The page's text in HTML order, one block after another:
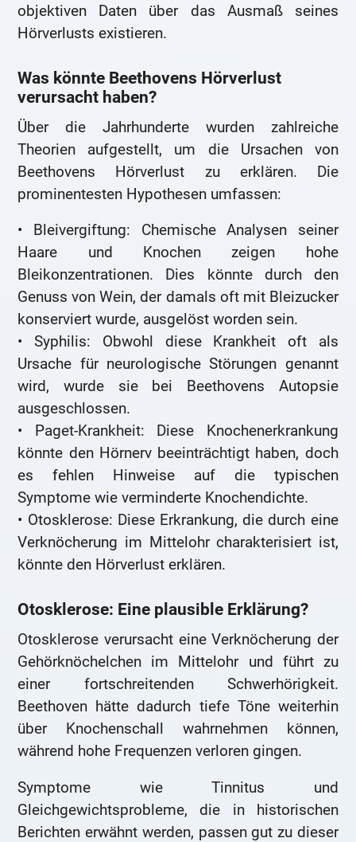
objektiven Daten über das Ausmaß seines
Hörverlusts existieren.
Was könnte Beethovens Hörverlust
verursacht haben?
Über die Jahrhunderte wurden zahlreiche
Theorien aufgestellt, um die Ursachen von
Beethovens Hörverlust zu erklären. Die
prominentesten Hypothesen umfassen:
• Bleivergiftung: Chemische Analysen seiner
Haare und Knochen zeigen hohe
Bleikonzentrationen. Dies könnte durch den
Genuss von Wein, der damals oft mit Bleizucker
konserviert wurde, ausgelöst worden sein.
• Syphilis: Obwohl diese Krankheit oft als
Ursache für neurologische Störungen genannt
wird, wurde sie bei Beethovens Autopsie
ausgeschlossen.
• Paget-Krankheit: Diese Knochenerkrankung
könnte den Hörnerv beeinträchtigt haben, doch
es fehlen Hinweise auf die typischen
Symptome wie verminderte Knochendichte.
• Otosklerose: Diese Erkrankung, die durch eine
Verknöcherung im Mittelohr charakterisiert ist,
könnte den Hörverlust erklären.
Otosklerose: Eine plausible Erklärung?
Otosklerose verursacht eine Verknöcherung der
Gehörknöchelchen im Mittelohr und führt zu
einer fortschreitenden Schwerhörigkeit.
Beethoven hätte dadurch tiefe Töne weiterhin
über Knochenschall wahrnehmen können,
während hohe Frequenzen verloren gingen.
Symptome wie Tinnitus und
Gleichgewichtsprobleme, die in historischen
Berichten erwähnt werden, passen gut zu dieser